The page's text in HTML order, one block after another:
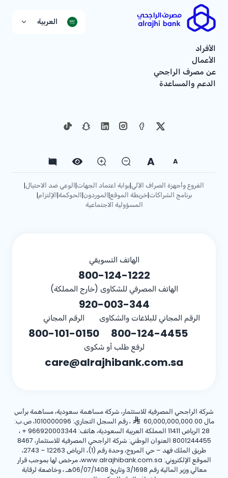
العربية
الأفراد
الأعمال
عن مصرف الراجحي
الدعم والمساعدة
A
A
الفروع وأجهزة الصراف الآلي|بوابة اعتماد الجهات|الوعي ضد الاحتيال|
برنامج الشراكات|خريطة الموقع|الموردون|الحوكمة|الإلتزام|
المسؤولية الاجتماعية
الهاتف التسويقي
800-124-1222
الهاتف المصرفي للشكاوى (خارج المملكة)
920-003-344
الرقم المجاني للبلاغات والشكاوى
800-124-4455
الرقم المجاني
800-101-0150
لرفع طلب أو شكوى
care@alrajhibank.com.sa
شركة الراجحي المصرفية للاستثمار، شركة مساهمة سعودية، مساهمة برأس
مال 60,000,000,000.00
، رقم السجل التجاري: 1010000096، ص.ب:
28 الرياض 11411 المملكة العربية السعودية، هاتف:
+ 966920003344 ،
8001244455 العنوان الوطني: شركة الراجحي المصرفية للاستثمار، 8467
طريق الملك فهد – حي المروج، وحدة رقم (1)، الرياض 12263 – 2743،
الموقع الإلكتروني: www.alrajhibank.com.sa، مرخص لها بموجب قرار
معالي وزير المالية رقم 3/1698 وتاريخ 06/07/1408هـ ، وخاضعة لرقابة